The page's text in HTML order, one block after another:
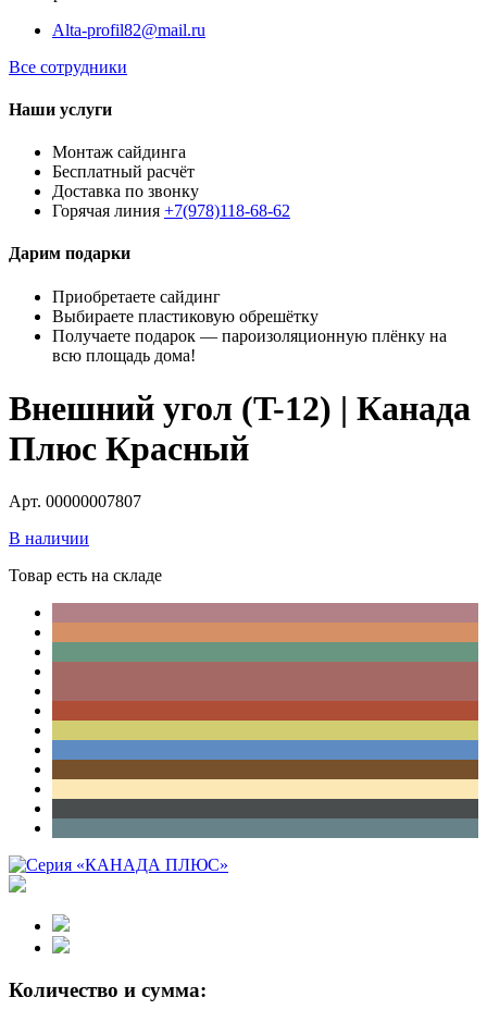
Alta-profil82@mail.ru
Все сотрудники
Наши услуги
Монтаж сайдинга
Бесплатный расчёт
Доставка по звонку
Горячая линия +7(978)118-68-62
Дарим подарки
Приобретаете сайдинг
Выбираете пластиковую обрешётку
Получаете подарок — пароизоляционную плёнку на
всю площадь дома!
Внешний угол (T-12) | Канада
Плюс Красный
Арт. 00000007807
В наличии
Товар есть на складе
Количество и сумма: